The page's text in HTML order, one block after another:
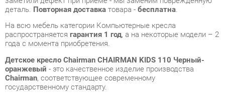
Детское кресло Chairman CHAIRMAN KIDS 110 Черный-
оранжевый- это качественное изделие производства
Chairman , соответствующее современному
государственному стандарту.
Надеемся, вы останетесь довольны вашим приобретением, и
использования, который поможет сориентироваться нашим
будущим покупателям.
Кроме формыобратной связиполучить развёрнутую